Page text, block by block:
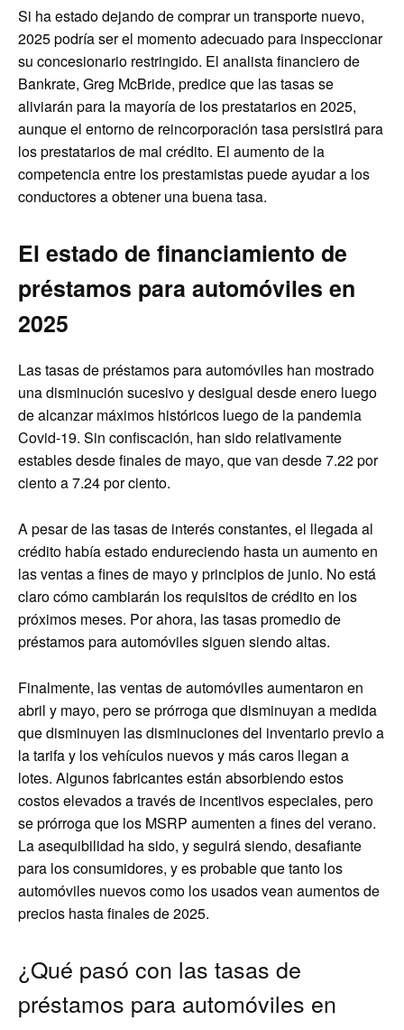
Si ha estado dejando de comprar un transporte nuevo,
2025 podría ser el momento adecuado para inspeccionar
su concesionario restringido. El analista financiero de
Bankrate, Greg McBride, predice que las tasas se
aliviarán para la mayoría de los prestatarios en 2025,
aunque el entorno de reincorporación tasa persistirá para
los prestatarios de mal crédito. El aumento de la
competencia entre los prestamistas puede ayudar a los
conductores a obtener una buena tasa.
El estado de financiamiento de
préstamos para automóviles en
2025
Las tasas de préstamos para automóviles han mostrado
una disminución sucesivo y desigual desde enero luego
de alcanzar máximos históricos luego de la pandemia
Covid-19. Sin confiscación, han sido relativamente
estables desde finales de mayo, que van desde 7.22 por
ciento a 7.24 por ciento.
A pesar de las tasas de interés constantes, el llegada al
crédito había estado endureciendo hasta un aumento en
las ventas a fines de mayo y principios de junio. No está
claro cómo cambiarán los requisitos de crédito en los
próximos meses. Por ahora, las tasas promedio de
préstamos para automóviles siguen siendo altas.
Finalmente, las ventas de automóviles aumentaron en
abril y mayo, pero se prórroga que disminuyan a medida
que disminuyen las disminuciones del inventario previo a
la tarifa y los vehículos nuevos y más caros llegan a
lotes. Algunos fabricantes están absorbiendo estos
costos elevados a través de incentivos especiales, pero
se prórroga que los MSRP aumenten a fines del verano.
La asequibilidad ha sido, y seguirá siendo, desafiante
para los consumidores, y es probable que tanto los
automóviles nuevos como los usados ​​vean aumentos de
precios hasta finales de 2025.
¿Qué pasó con las tasas de
préstamos para automóviles en